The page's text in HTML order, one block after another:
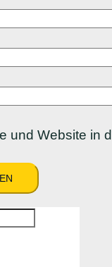
und Website in